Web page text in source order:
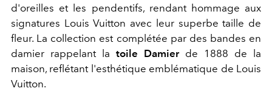
d'oreilles et les pendentifs, rendant hommage aux
signatures Louis Vuitton avec leur superbe taille de
fleur. La collection est complétée par des bandes en
damier rappelant la toile Damierde 1888 de la
maison, reflétant l'esthétique emblématique de Louis
Vuitton.